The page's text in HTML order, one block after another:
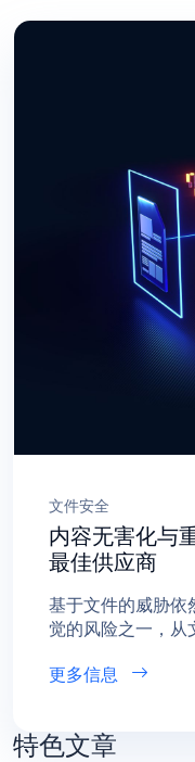
文件安全
内容无害化与
最佳供应商
基于文件的威胁依
觉的风险之一，从
力保障进入其环境
更多信息
特色文章